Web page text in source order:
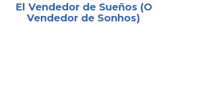
El Vendedor de Sueños (O
Vendedor de Sonhos)